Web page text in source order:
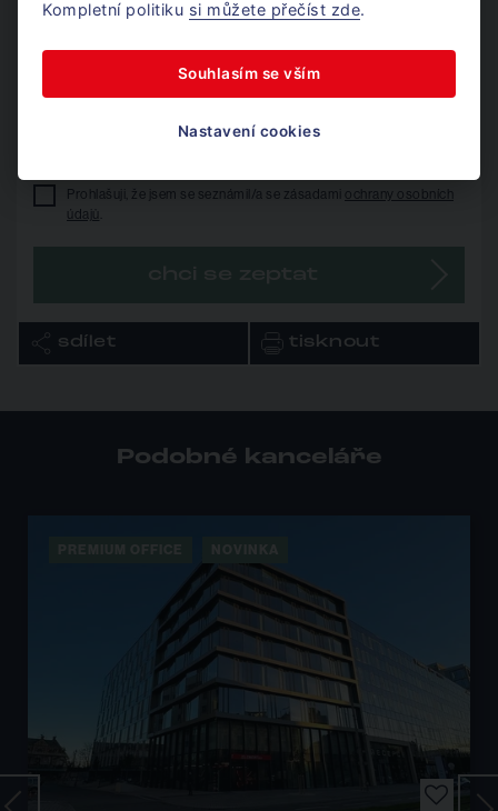
Špičkové technologie
Unikátní systém přirozeného a nuceného větrání
Fotovoltaické panely pro zelenou výrobu elektřiny
Zavěšená fasáda tvořená keramickými obklady
Pět rychlovýtahů
Prohlašuji, že jsem se seznámil/a se zásadami ochrany osobních
údajů
sdílet tisknout
Podobné kanceláře
Kompletní politiku si můžete přečíst zde.
Souhlasím se vším
Nastavení cookies